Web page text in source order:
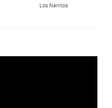
Los Nanitos